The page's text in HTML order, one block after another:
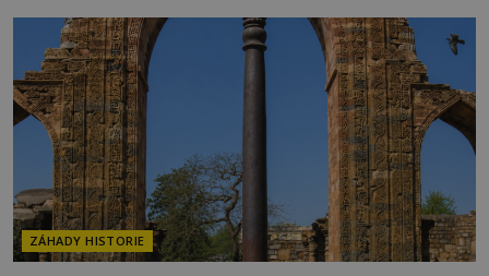
o skutečné historické události. Ve středověké
Evropě mají relikvie mimořádnou hodnotu. Nejsou
jen předmětem úcty
ZÁHADY HISTORIE